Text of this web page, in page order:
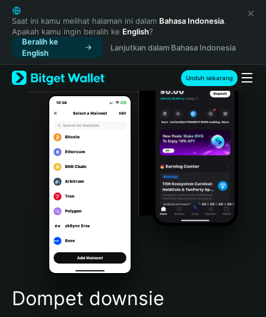
English
日本語
Tiếng Việt
Русский
Español (Latinoamérica)
Türkçe
Italiano
Português (Portugal)
Bahasa Indonesia
Português (Brasil)
Español (Argentina)
Saat ini kamu melihat halaman ini dalam Bahasa Indonesia.
Apakah kamu ingin beralih ke English?
Beralih ke
English
Lanjutkan dalam Bahasa Indonesia
Unduh sekarang
Dompet downsie